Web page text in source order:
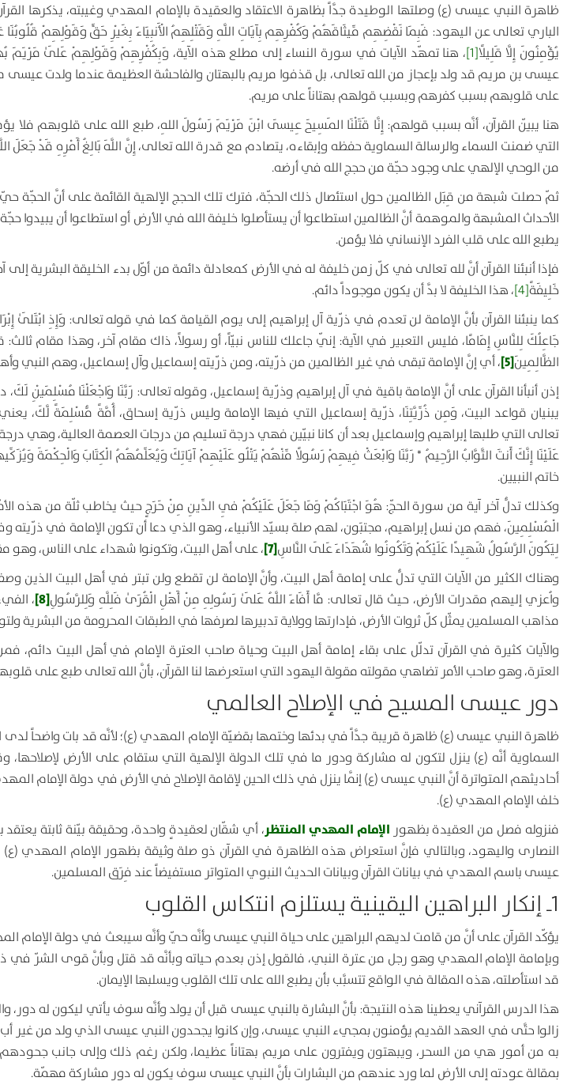
ظاهرة النبي عيسى (ع) وصلتها الوطيدة جدَّاً بظاهرة الاعتقاد والعقيدة بالإمام المهدي وغيبته، يذكرها
الباري تعالى عن اليهود: فَبِمَا نَقْضِهِم مِّيثَاقَهُمْ وَكُفْرِهِم بِآيَاتِ اللَّهِ وَقَتْلِهِمُ الْأَنبِيَاءَ بِغَيْرِ حَقٍّ وَقَوْلِهِمْ قُلُوبُنَا
يُؤْمِنُونَ إِلَّا قَلِيلًا[1] ، هنا تمهّد الآيات في سورة النساء إلى مطلع هذه الآية، وَبِكُفْرِهِمْ وَقَوْلِهِمْ عَلَىٰ مَرْيَمَ
عيسى بن مريم قد ولد بإعجاز من الله تعالى، بل قذفوا مريم بالبهتان والفاحشة العظيمة عندما ولدت عيسى
على قلوبهم بسبب كفرهم وبسبب قولهم بهتاناً على مريم.
هنا يبيّن القرآن، أنَّه بسبب قولهم:إِنَّا قَتَلْنَا المَسِيحَ عِيسَى ابْنَ مَرْيَمَ رَسُولَ اللهِ، طبع الله على قلوبهم فلا
التي ضمنت السماء والرسالة السماوية حفظه وإبقاءه، يتصادم مع قدرة الله تعالى،إِنَّ اللَّهَ بَالِغُ أَمْرِهِ قَدْ جَعَلَ
من الوحي الإلهي على وجود حجّة من حجج الله في أرضه.
ثمّ حصلت شبهة من قِبَل الظالمين حول استئصال ذلك الحجّة، فترك تلك الحجج الإلهية القائمة على أنَّ الحجّة
الأحداث المشبهة والموهمة أنَّ الظالمين استطاعوا أن يستأصلوا خليفة الله في الأرض أو استطاعوا أن يبيدوا
يطبع الله على قلب الفرد الإنساني فلا يؤمن.
فإذا أنبئنا القرآن أنَّ لله تعالى في كلّ زمن خليفة له في الأرض كمعادلة دائمة من أوّل بدء الخليقة البشرية إلى
خَلِيفَةً[4] ، هذا الخليفة لا بدَّ أن يكون موجوداً دائم.
كما ينبئنا القرآن بأنَّ الإمامة لن تعدم في ذرّية آل إبراهيم إلى يوم القيامة كما في قوله تعالى: وَإِذِ ابْتَلَىٰ
جَاعِلُكَ لِلنَّاسِ إِمَامًا، فليس التعبير في الآية: إنّي جاعلك للناس نبيّاً، أو رسولاً، ذاك مقام آخر، وهذا مقام ثالث:
الظَّالِمِينَ[5] ، أي إنَّ الإمامة تبقى في غير الظالمين من ذرّيته، ومن ذرّيته إسماعيل وآل إسماعيل، وهم النبي
إذن أنبأنا القرآن على أنَّ الإمامة باقية في آل إبراهيم وذرّية إسماعيل، وقوله تعالى: رَبَّنَا وَاجْعَلْنَا مُسْلِمَيْنِ لَكَ،
يبنيان قواعد البيت، وَمِن ذُرِّيَّتِنَا، ذرّية إسماعيل التي فيها الإمامة وليس ذرّية إسحاق،أُمَّةً مُّسْلِمَةً لَّكَ،
تعالى التي طلبها إبراهيم وإسماعيل بعد أن كانا نبيّين فهي درجة تسليم من درجات العصمة العالية، وهي
عَلَيْنَا إِنَّكَ أَنتَ التَّوَّابُ الرَّحِيمُ *رَبَّنَا وَابْعَثْ فِيهِمْ رَسُولًا مِّنْهُمْ يَتْلُو عَلَيْهِمْ آيَاتِكَ وَيُعَلِّمُهُمُ الْكِتَابَ وَالْحِكْمَةَ
خاتم النبيين.
وكذلك تدلُّ آخر آية من سورة الحجّ: هُوَ اجْتَبَاكُمْ وَمَا جَعَلَ عَلَيْكُمْ فِي الدِّينِ مِنْ حَرَجٍحيث يخاطب ثلّة من هذه
الْمُسْلِمِينَ، فهم من نسل إبراهيم، مجتبَون، لهم صلة بسيّد الأنبياء، وهو الذي دعا أن تكون الإمامة في ذرّيته
لِيَكُونَ الرَّسُولُ شَهِيدًا عَلَيْكُمْ وَتَكُونُوا شُهَدَاءَ عَلَى النَّاسِ[7] ، على أهل البيت، وتكونوا شهداء على الناس، وهو
وهناك الكثير من الآيات التي تدلُّ على إمامة أهل البيت، وأنَّ الإمامة لن تقطع ولن تبتر في أهل البيت الذين
واُعزي إليهم مقدرات الأرض، حيث قال تعالى: مَّا أَفَاءَ اللَّهُ عَلَىٰ رَسُولِهِ مِنْ أَهْلِ الْقُرَىٰ فَلِلَّهِ وَلِلرَّسُولِ[8]
،
مذاهب المسلمين يمثّل كلّ ثروات الأرض، فإدارتها وولاية تدبيرها لصرفها في الطبقات المحرومة من البشرية
والآيات كثيرة في القرآن تدلّل على بقاء إمامة أهل البيت وحياة صاحب العترة الإمام في أهل البيت
العترة، وهو صاحب الأمر تضاهي مقولته مقولة اليهود التي استعرضها لنا القرآن، بأنَّ الله تعالى طبع على
دور عيسى المسيح في الإصلاح العالمي
ظاهرة النبي عيسى (ع) ظاهرة قريبة جدَّاً في بدئها وختمها بقضيّة الإمام المهدي (ع)؛ لأنَّه قد بات واضحاً لدى
السماوية أنَّه (ع) ينزل لتكون له مشاركة ودور ما في تلك الدولة الإلهية التي ستقام على الأرض
أحاديثهم المتواترة أنَّ النبي عيسى (ع) إنَّما ينزل في ذلك الحين لإقامة الإصلاح في الأرض في دولة الإمام
خلف الإمام المهدي (ع).
فنزوله فصل من العقيدة بظهور الإمام المهدي المنتظر، أي شقّان لعقيدةٍ واحدة، وحقيقة بيّنة ثابتة
النصارى واليهود، وبالتالي فإنَّ استعراض هذه الظاهرة في القرآن ذو صلة وثيقة بظهور الإمام المهدي (ع)
عيسى باسم المهدي في بيانات القرآن وبيانات الحديث النبوي المتواتر مستفيضاً عند فِرَق المسلمين.
1ـ إنكار البراهين اليقينية يستلزم انتكاس القلوب
يؤكّد القرآن على أنَّ من قامت لديهم البراهين على حياة النبي عيسى وأنَّه حيّ وأنَّه سيبعث في دولة الإمام
وبإمامة الإمام المهدي وهو رجل من عترة النبي، فالقول إذن بعدم حياته وبأنَّه قد قتل وبأنَّ قوى الشرّ في
قد استأصلته، هذه المقالة في الواقع تتسبَّب بأن يطبع الله على تلك القلوب ويسلبها الإيمان.
هذا الدرس القرآني يعطينا هذه النتيجة: بأنَّ البشارة بالنبي عيسى قبل أن يولد وأنَّه سوف يأتي ليكون له دور،
زالوا حتَّى في العهد القديم يؤمنون بمجيء النبي عيسى، وإن كانوا يجحدون النبي عيسى الذي ولد من غير
به من أمور هي من السحر، ويبهتون ويفترون على مريم بهتاناً عظيما، ولكن رغم ذلك وإلى جانب
بمقالة عودته إلى الأرض لما ورد عندهم من البشارات بأنَّ النبي عيسى سوف يكون له دور مشاركة مهمّة.